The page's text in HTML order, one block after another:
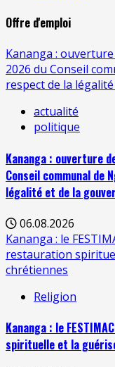
Offre d'emploi
Kananga :
2026 du Conseil
respect de la
actualité
politique
Kananga : ouverture
Conseil communal de
légalité et de la
06.08.2026
Kananga : le
restauration
chrétiennes
Religion
Kananga : le
spirituelle et la